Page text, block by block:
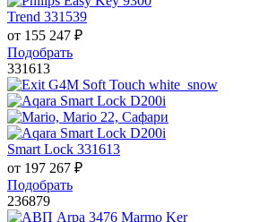
Trend 331539
от 155 247 ₽
Подобрать
331613
Smart Lock 331613
от 197 267 ₽
Подобрать
236879